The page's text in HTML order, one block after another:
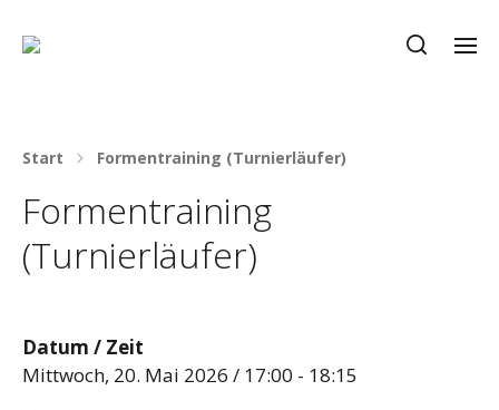
Start Formentraining (Turnierläufer)
Formentraining
(Turnierläufer)
Datum / Zeit
Mittwoch, 20. Mai 2026 / 17:00 - 18:15